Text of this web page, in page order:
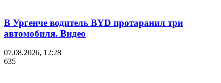
В Ургенче водитель BYD протаранил три
автомобиля. Видео
07.08.2026, 12:28
635